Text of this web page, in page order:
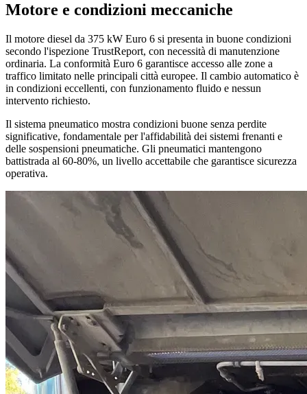
Motore e condizioni meccaniche
Il motore diesel da 375 kW Euro 6 si presenta in buone condizioni
secondo l'ispezione TrustReport, con necessità di manutenzione
ordinaria. La conformità Euro 6 garantisce accesso alle zone a
traffico limitato nelle principali città europee. Il cambio automatico è
in condizioni eccellenti, con funzionamento fluido e nessun
intervento richiesto.
Il sistema pneumatico mostra condizioni buone senza perdite
significative, fondamentale per l'affidabilità dei sistemi frenanti e
delle sospensioni pneumatiche. Gli pneumatici mantengono
battistrada al 60-80%, un livello accettabile che garantisce sicurezza
operativa.